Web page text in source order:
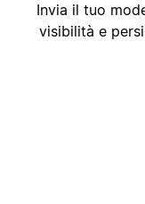
Invia il tuo
visibilità e